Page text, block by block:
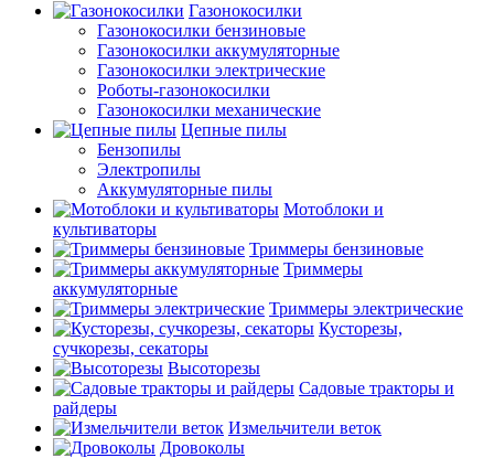
Газонокосилки
Газонокосилки бензиновые
Газонокосилки аккумуляторные
Газонокосилки электрические
Роботы-газонокосилки
Газонокосилки механические
Цепные пилы
Бензопилы
Электропилы
Аккумуляторные пилы
Мотоблоки и
культиваторы
Триммеры бензиновые
Триммеры
аккумуляторные
Триммеры электрические
Кусторезы,
сучкорезы, секаторы
Высоторезы
Садовые тракторы и
райдеры
Измельчители веток
Дровоколы